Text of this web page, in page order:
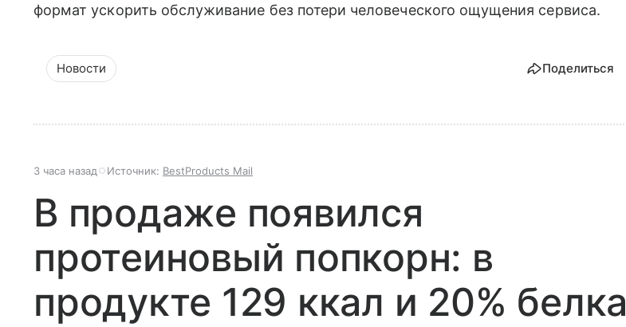
формат ускорить обслуживание без потери человеческого ощущения сервиса.
Новости Поделиться
3 часа назад Источник: BestProducts Mail
В продаже появился
протеиновый попкорн: в
продукте 129 ккал и 20% белка